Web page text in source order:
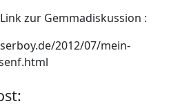
zur Gemmadiskussion :
2012/07/mein-